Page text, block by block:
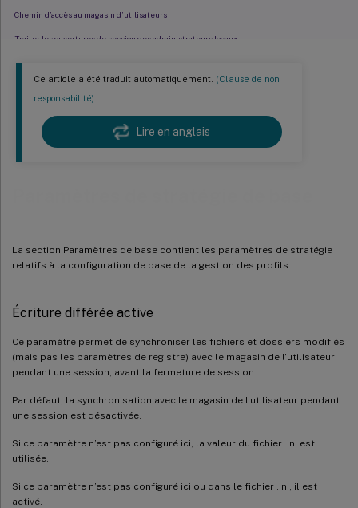
Ce article a été traduit automatiquement. (Clause de non
responsabilité)
Lire en anglais
La section Paramètres de base contient les paramètres de stratégie
relatifs à la configuration de base de la gestion des profils.
Écriture différée active
Ce paramètre permet de synchroniser les fichiers et dossiers modifiés
(mais pas les paramètres de registre) avec le magasin de l’utilisateur
pendant une session, avant la fermeture de session.
Par défaut, la synchronisation avec le magasin de l’utilisateur pendant
une session est désactivée.
Si ce paramètre n’est pas configuré ici, la valeur du fichier .ini est
utilisée.
Si ce paramètre n’est pas configuré ici ou dans le fichier .ini, il est
activé.
Chemin d’accès au magasin d’utilisateurs
Traiter les ouvertures de session des administrateurs locaux
Groupes traités